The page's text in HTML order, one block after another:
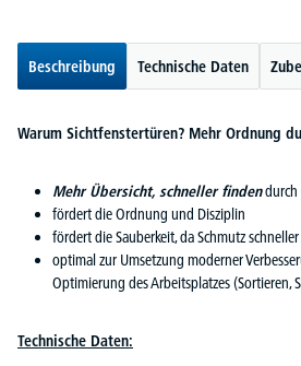
Beschreibung Technische Daten
Warum Sichtfenstertüren? Mehr Ordnung
Mehr Übersicht, schneller findendurch
fördert die Ordnung und Disziplin
fördert die Sauberkeit, da Schmutz
optimal zur Umsetzung moderner
Optimierung des Arbeitsplatzes (Sortieren,
Technische Daten: